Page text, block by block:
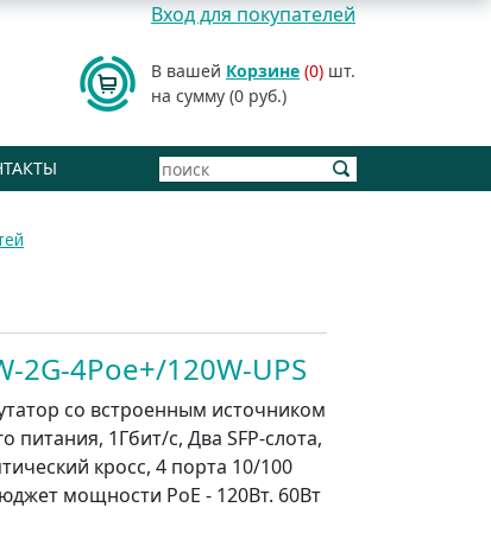
Вход для покупателей
В вашей Корзине (0) шт.
на сумму (0 руб.)
2G-4Poe+/120W-UPS
со встроенным источником
питания, 1Гбит/с, Два SFP-слота,
кросс, 4 порта 10/100
мощности PoE - 120Вт. 60Вт